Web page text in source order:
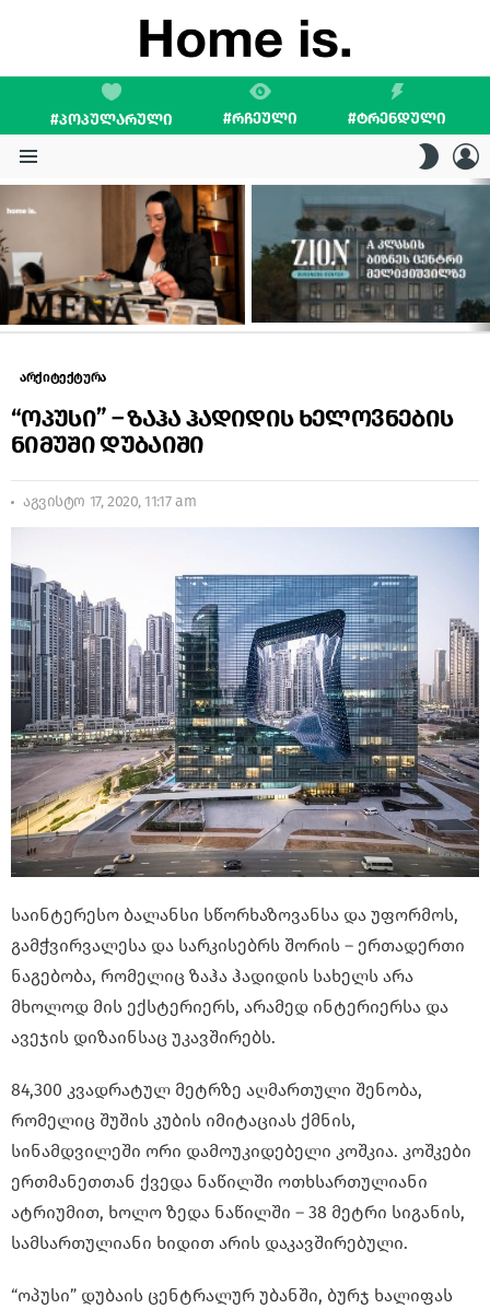
#ᲞᲝᲞᲣᲚᲐᲠᲣᲚᲘ #ᲠᲩᲔᲣᲚᲘ #ᲢᲠᲔᲜᲓᲣᲚᲘ
SKIN
STORIES
არქიტექტურა
“ოპუსი” – ზაჰა ჰადიდის ხელოვნების
ნიმუში დუბაიში
აგვისტო 17, 2020, 11:17 am
საინტერესო ბალანსი სწორხაზოვანსა და უფორმოს,
გამჭვირვალესა და სარკისებრს შორის – ერთადერთი
ნაგებობა, რომელიც ზაჰა ჰადიდის სახელს არა
მხოლოდ მის ექსტერიერს, არამედ ინტერიერსა და
ავეჯის დიზაინსაც უკავშირებს.
84,300 კვადრატულ მეტრზე აღმართული შენობა,
რომელიც შუშის კუბის იმიტაციას ქმნის,
სინამდვილეში ორი დამოუკიდებელი კოშკია. კოშკები
ერთმანეთთან ქვედა ნაწილში ოთხსართულიანი
ატრიუმით, ხოლო ზედა ნაწილში – 38 მეტრი სიგანის,
სამსართულიანი ხიდით არის დაკავშირებული.
“ოპუსი” დუბაის ცენტრალურ უბანში, ბურჯ ხალიფას